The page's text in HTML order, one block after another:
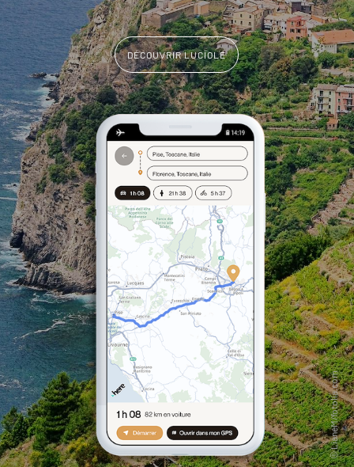
DÉCOUVRIR LUCIOLE